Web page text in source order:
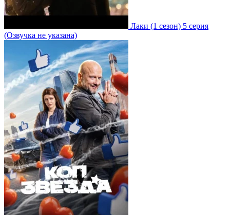
Лаки (1 сезон) 5 серия
(Озвучка не указана)